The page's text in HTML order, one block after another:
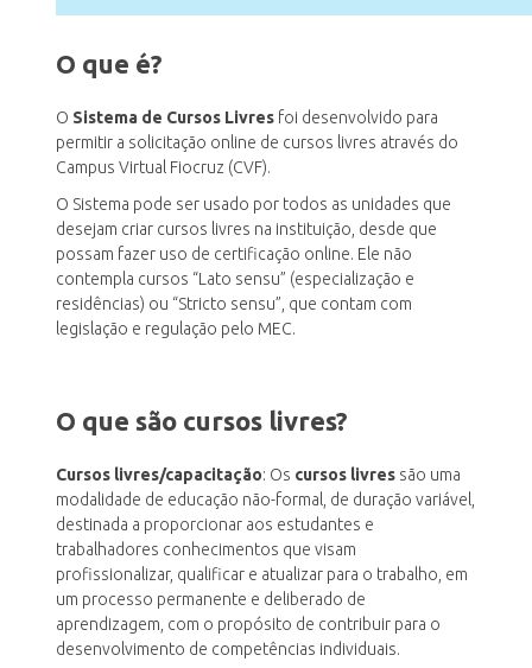
O que é?
O Sistema de Cursos Livresfoi desenvolvido para
permitir a solicitação online de cursos livres através do
Campus Virtual Fiocruz (CVF).
O Sistema pode ser usado por todos as unidades que
desejam criar cursos livres na instituição, desde que
possam fazer uso de certificação online. Ele não
contempla cursos “Lato sensu” (especialização e
residências) ou “Stricto sensu”, que contam com
legislação e regulação pelo MEC.
O que são cursos livres?
Cursos livres/capacitação: Os cursos livressão uma
modalidade de educação não-formal, de duração variável,
destinada a proporcionar aos estudantes e
trabalhadores conhecimentos que visam
profissionalizar, qualificar e atualizar para o trabalho, em
um processo permanente e deliberado de
aprendizagem, com o propósito de contribuir para o
desenvolvimento de competências individuais.